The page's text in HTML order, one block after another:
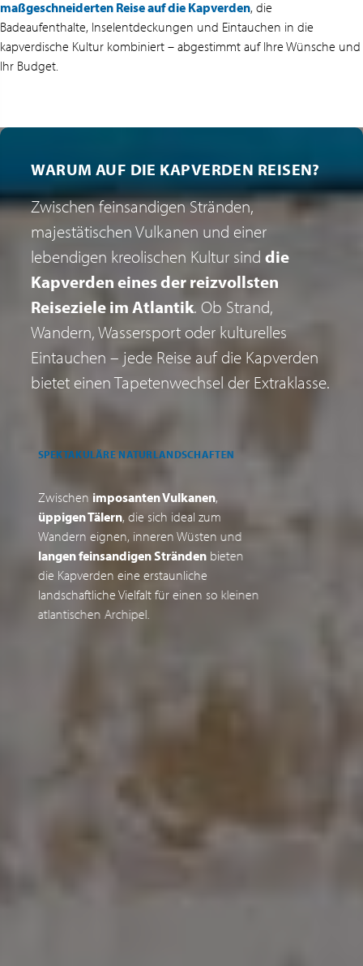
maßgeschneiderten Reise auf die Kapverden, die
Badeaufenthalte, Inselentdeckungen und Eintauchen in die
kapverdische Kultur kombiniert – abgestimmt auf Ihre Wünsche und
Ihr Budget.
WARUM AUF DIE KAPVERDEN REISEN?
Zwischen feinsandigen Stränden,
majestätischen Vulkanen und einer
lebendigen kreolischen Kultur sinddie
Kapverden eines der reizvollsten
Reiseziele im Atlantik. Ob Strand,
Wandern, Wassersport oder kulturelles
Eintauchen – jede Reise auf die Kapverden
bietet einen Tapetenwechsel der Extraklasse.
SPEKTAKULÄRE NATURLANDSCHAFTEN
Zwischen imposanten Vulkanen,
üppigen Tälern, die sich ideal zum
Wandern eignen, inneren Wüsten und
langen feinsandigen Strändenbieten
die Kapverden eine erstaunliche
landschaftliche Vielfalt für einen so kleinen
atlantischen Archipel.